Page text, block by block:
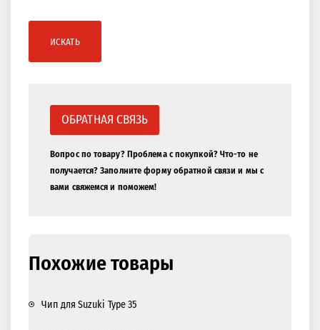
ИСКАТЬ
ОБРАТНАЯ СВЯЗЬ
Вопрос по товару? Проблема с покупкой? Что-то не
получается? Заполните форму обратной связи и мы с
вами свяжемся и поможем!
Похожие товары
Чип для Suzuki Type 35